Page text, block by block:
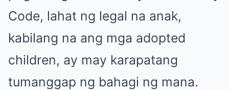
Code, lahat ng legal na anak,
kabilang na ang mga adopted
children, ay may karapatang
tumanggap ng bahagi ng mana.